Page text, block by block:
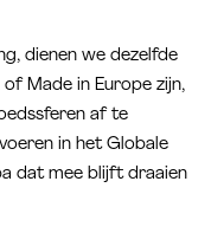
dienen we dezelfde
Made in Europe zijn,
af te
in het Globale
dat mee blijft draaien